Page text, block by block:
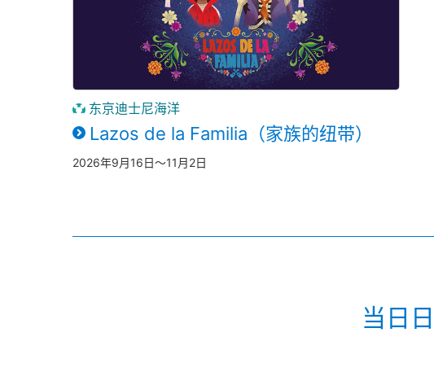
东京迪士尼海洋
Lazos de la Familia（家族的纽带）
2026年9月16日～11月2日
当日